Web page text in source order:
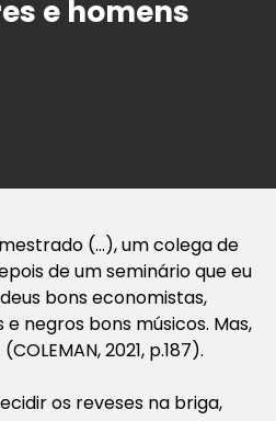
e homens
(…), um colega de
de um seminário que eu
bons economistas,
negros bons músicos. Mas,
(COLEMAN, 2021, p.187).
os reveses na briga,